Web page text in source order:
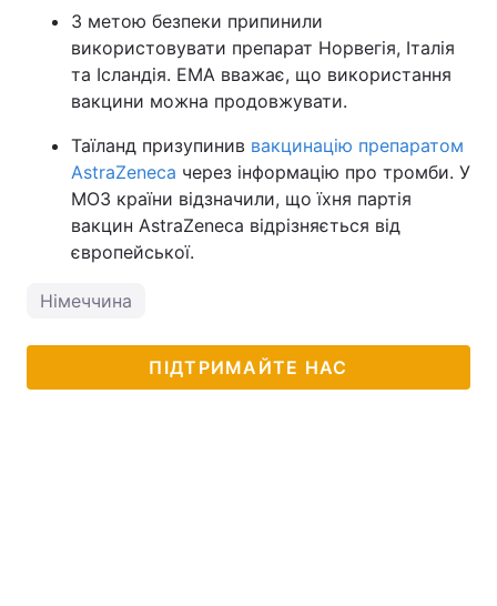
З метою безпеки припинили
використовувати препарат Норвегія, Італія
та Ісландія. EMA вважає, що використання
вакцини можна продовжувати.
Таїланд призупинив вакцинацію препаратом
AstraZeneca через інформацію про тромби. У
МОЗ країни відзначили, що їхня партія
вакцин AstraZeneca відрізняється від
європейської.
Німеччина
ПІДТРИМАЙТЕ НАС